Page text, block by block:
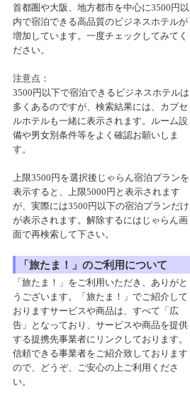
首都圏や大阪、地方都市を中心に3500円以
内で宿泊できる高品質のビジネスホテルが
増加しています。一度チェックしてみてく
ださい。
注意点：
3500円以下で宿泊できるビジネスホテルは
多くあるのですが、検索結果には、カプセ
ルホテルも一緒に表示されます。ルーム設
備や男女別条件等をよく確認お願いしま
す。
上限3500円を選択後じゃらん宿泊プランを
表示すると、上限5000円と表示されます
が、実際には3500円以下の宿泊プランだけ
が表示されます。解除するにはじゃらん画
面で再検索して下さい。
「旅たま！」のご利用について
「旅たま！」をご利用いただき、ありがと
うございます。「旅たま！」でご紹介して
おりますサービスや商品は、すべて「広
告」となっており、サービスや商品を提供
する提携先事業者にリンクしております。
信頼できる事業者をご紹介致しております
ので、どうぞ、ご安心の上ご利用くださ
い。